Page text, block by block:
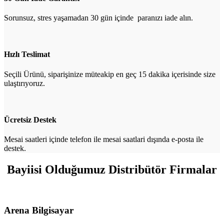
Sorunsuz, stres yaşamadan 30 gün içinde paranızı iade alın.
Hızlı Teslimat
Seçili Ürünü, siparişinize müteakip en geç 15 dakika içerisinde size
ulaştırıyoruz.
Ücretsiz Destek
Mesai saatleri içinde telefon ile mesai saatlari dışında e-posta ile
destek.
Bayiisi Olduğumuz Distribütör Firmalar
Arena Bilgisayar